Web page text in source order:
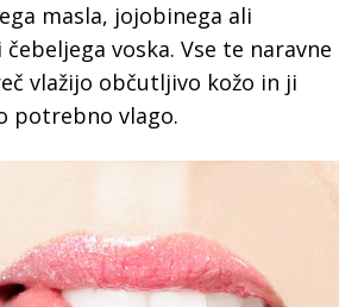
masla, jojobinega ali
voska. Vse te naravne
vlažijo občutljivo kožo in ji
potrebno vlago.